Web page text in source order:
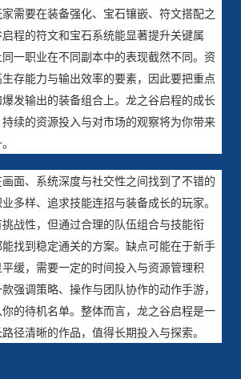
需要在装备强化、宝石镶嵌、符文搭配之
程的符文和宝石系统能显著提升关键属
一职业在不同副本中的表现截然不同。资
存能力与输出效率的要素，因此要把重点
发输出的装备组合上。龙之谷启程的成长
续的资源投入与对市场的观察将为你带来
面、系统深度与社交性之间找到了不错的
多样、追求技能连招与装备成长的玩家。
战性，但通过合理的队伍组合与技能衔
找到稳定通关的方案。缺点可能在于新手
缓，需要一定的时间投入与资源管理积
强调策略、操作与团队协作的动作手游，
的待机名单。整体而言，龙之谷启程是一
径清晰的作品，值得长期投入与探索。